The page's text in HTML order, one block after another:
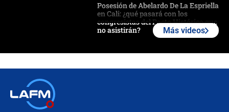
Posesión de Abelardo De La Espriella
en Cali: ¿qué pasará con los
congresistas del Pacto Histórico que
no asistirán?
Más videos